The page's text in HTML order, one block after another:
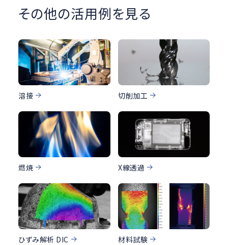
その他の活用例を見る
溶接 切削加工
燃焼 X線透過
ひずみ解析 DIC 材料試験